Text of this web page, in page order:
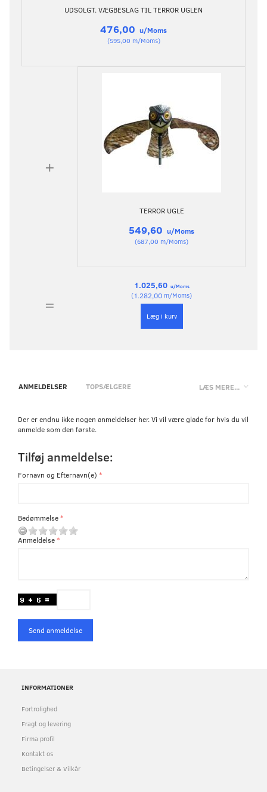
UDSOLGT. VÆGBESLAG TIL TERROR UGLEN
476,00 u/Moms
(595,00 m/Moms)
+
TERROR UGLE
549,60 u/Moms
(687,00 m/Moms)
=
1.025,60 u/Moms
(1.282,00 m/Moms)
Læg i kurv
LÆS MERE...
ANMELDELSER TOPSÆLGERE
Der er endnu ikke nogen anmeldelser her. Vi vil være glade for hvis du vil
anmelde som den første.
Tilføj anmeldelse:
Fornavn og Efternavn(e)
Bedømmelse
Anmeldelse
Send anmeldelse
INFORMATIONER
Fortrolighed
Fragt og levering
Firma profil
Kontakt os
Betingelser & Vilkår